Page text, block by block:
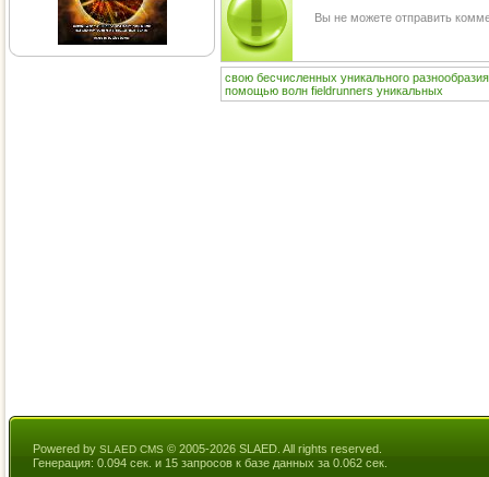
Вы не можете отправить
свою бесчисленных уникального разнообразия
помощью волн fieldrunners уникальных
Powered by SLAED CMS © 2005-2026 SLAED. All rights reserved.
Генерация: 0.094 сек. и 15 запросов к базе данных за 0.062 сек.